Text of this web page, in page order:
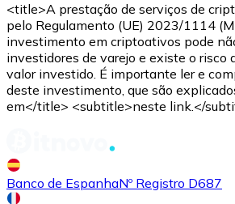
Comprar com transferência
Cartão de crédito / débito
Use cartões Visa e Mastercard
Comprar com cartão
Compre cartões-presente das
<title>A prestação de serviços de
pelo Regulamento (UE) 2023/1114
investimento em criptoativos pode
investidores de varejo e existe o risco
valor investido. É importante ler e
deste investimento, que são
em</title> <subtitle>neste link.</
Banco de EspanhaNº Registro D687